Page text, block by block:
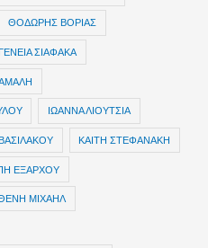
ΘΟΔΩΡΗΣ ΒΟΡΙΑΣ
ΣΙΑΦΑΚΑ
ΙΩΑΝΝΑ ΛΙΟΥΤΣΙΑ
ΚΑΙΤΗ ΣΤΕΦΑΝΑΚΗ
ΕΞΑΡΧΟΥ
ΜΙΧΑΗΛ